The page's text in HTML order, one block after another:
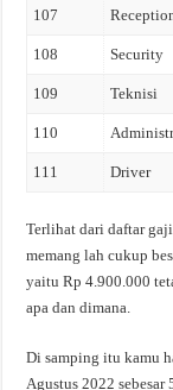
107
108 Security
109 Teknisi
110
111 Driver
Terlihat dari daftar
memang lah cukup
yaitu Rp 4.900.000
apa dan dimana.
Di samping itu kamu
Agustus 2022 sebesar